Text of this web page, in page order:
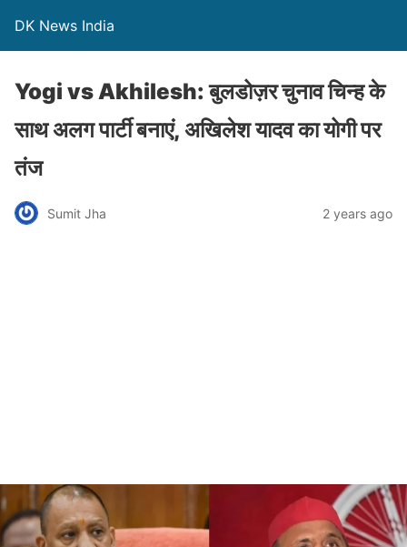
DK News India
Yogi vs Akhilesh: बुलडोज़र चुनाव चिन्ह के
साथ अलग पार्टी बनाएं, अखिलेश यादव का योगी पर
तंज
Sumit Jha 2 years ago